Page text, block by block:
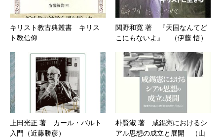
キリスト教古典叢書 キリス
ト教信仰
関野和寛 著 『天国なんてど
こにもないよ』 （伊藤 悟）
上田光正 著 カール・バルト
入門（近藤勝彦）
朴賢淑 著 咸錫憲におけるシ
アル思想の成立と展開 （山